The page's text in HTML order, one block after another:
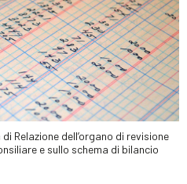
Relazione dell’organo di revisione
e sullo schema di bilancio